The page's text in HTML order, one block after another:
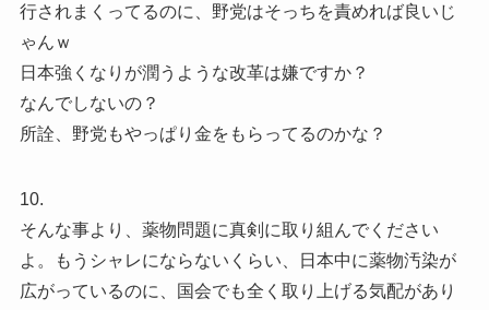
行されまくってるのに、野党はそっちを責めれば良いじ
ゃんｗ
日本強くなりが潤うような改革は嫌ですか？
なんでしないの？
所詮、野党もやっぱり金をもらってるのかな？
10.
そんな事より、薬物問題に真剣に取り組んでください
よ。もうシャレにならないくらい、日本中に薬物汚染が
広がっているのに、国会でも全く取り上げる気配があり